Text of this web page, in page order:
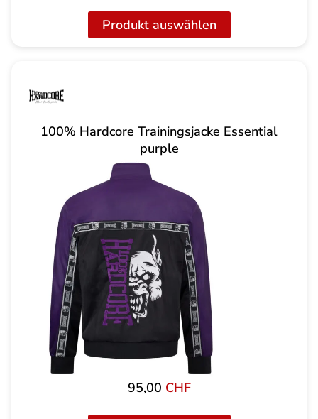
Produkt auswählen
100% Hardcore Trainingsjacke Essential
purple
95,00 CHF